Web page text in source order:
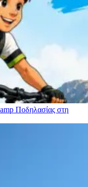
Ποδηλασίας στη